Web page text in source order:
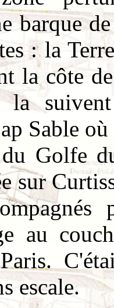
barque
: la
la côte
la
Sable
du Golfe
sur
au
escale.